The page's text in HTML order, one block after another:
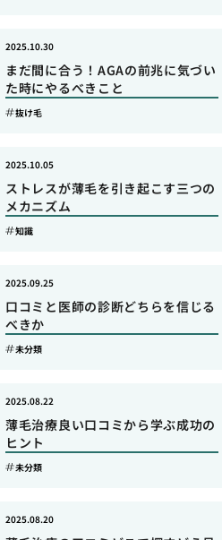
まだ間に合う！AGAの前兆に気づい
た時にやるべきこと
2025.10.30
抜け毛
ストレスが薄毛を引き起こす三つの
メカニズム
2025.10.05
知識
口コミと医師の診断どちらを信じる
べきか
2025.09.25
未分類
薄毛治療良い口コミから学ぶ成功の
ヒント
2025.08.22
未分類
2025.08.20